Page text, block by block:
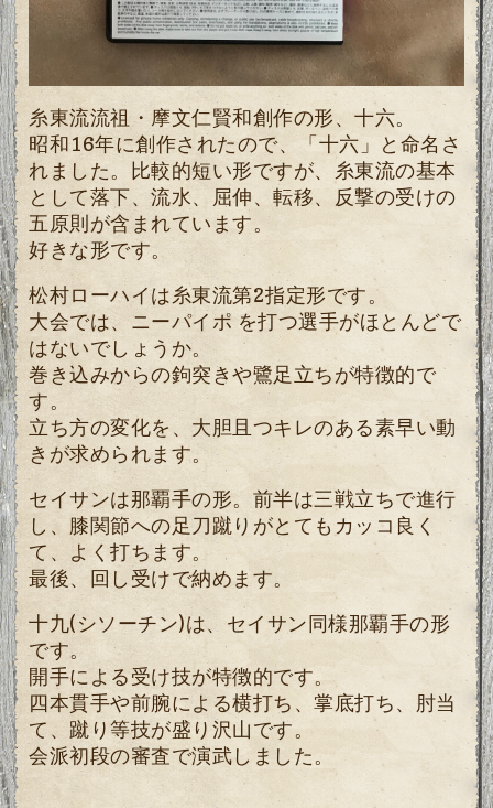
糸東流流祖・摩文仁賢和創作の形、十六。
昭和16年に創作されたので、「十六」と命名さ
れました。比較的短い形ですが、糸東流の基本
として落下、流水、屈伸、転移、反撃の受けの
五原則が含まれています。
好きな形です。
松村ローハイは糸東流第2指定形です。
大会では、ニーパイポ を打つ選手がほとんどで
はないでしょうか。
巻き込みからの鉤突きや鷺足立ちが特徴的で
す。
立ち方の変化を、大胆且つキレのある素早い動
きが求められます。
セイサンは那覇手の形。前半は三戦立ちで進行
し、膝関節への足刀蹴りがとてもカッコ良く
て、よく打ちます。
最後、回し受けで納めます。
十九(シソーチン)は、 セイサン同様那覇手の形
です。
開手による受け技が特徴的です。
四本貫手や前腕による横打ち、掌底打ち、肘当
て、蹴り等技が盛り沢山です。
会派初段の審査で演武しました。